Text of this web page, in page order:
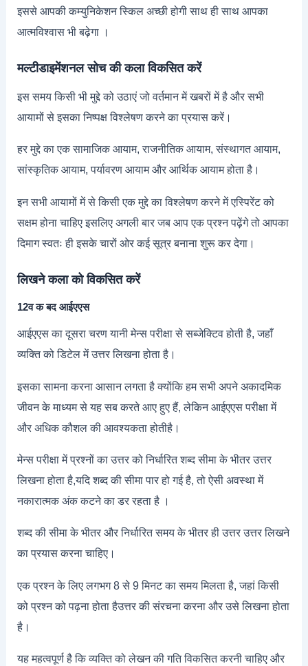
इससे आपकी कम्युनिकेशन स्किल अच्छी होगी साथ ही साथ आपका
आत्मविश्वास भी बढ़ेगा ।
मल्टीडाइमेंशनल सोच की कला विकसित करें
इस समय किसी भी मुद्दे को उठाएं जो वर्तमान में खबरों में है और सभी
आयामों से इसका निष्पक्ष विश्लेषण करने का प्रयास करें।
हर मुद्दे का एक सामाजिक आयाम, राजनीतिक आयाम, संस्थागत आयाम,
सांस्कृतिक आयाम, पर्यावरण आयाम और आर्थिक आयाम होता है।
इन सभी आयामों में से किसी एक मुद्दे का विश्लेषण करने में एस्पिरेंट को
सक्षम होना चाहिए इसलिए अगली बार जब आप एक प्रश्न पढ़ेंगे तो आपका
दिमाग स्वतः ही इसके चारों ओर कई सूत्र बनाना शुरू कर देगा।
लिखने कला को विकसित करें
12व क बद आईएएस
आईएएस का दूसरा चरण यानी मेन्स परीक्षा से सब्जेक्टिव होती है, जहाँ
व्यक्ति को डिटेल में उत्तर लिखना होता है।
इसका सामना करना आसान लगता है क्योंकि हम सभी अपने अकादमिक
जीवन के माध्यम से यह सब करते आए हुए हैं, लेकिन आईएएस परीक्षा में
और अधिक कौशल की आवश्यकता होतीहै।
मेन्स परीक्षा में प्रश्नों का उत्तर को निर्धारित शब्द सीमा के भीतर उत्तर
लिखना होता है,यदि शब्द की सीमा पार हो गई है, तो ऐसी अवस्था में
नकारात्मक अंक कटने का डर रहता है ।
शब्द की सीमा के भीतर और निर्धारित समय के भीतर ही उत्तर उत्तर लिखने
का प्रयास करना चाहिए।
एक प्रश्न के लिए लगभग 8 से 9 मिनट का समय मिलता है, जहां किसी
को प्रश्न को पढ़ना होता हैउत्तर की संरचना करना और उसे लिखना होता
है।
यह महत्वपूर्ण है कि व्यक्ति को लेखन की गति विकसित करनी चाहिए और